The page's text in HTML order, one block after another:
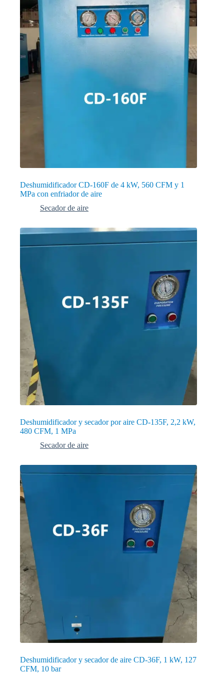
Deshumidificador CD-160F de 4 kW, 560 CFM y 1
MPa con enfriador de aire
Secador de aire
Deshumidificador y secador por aire CD-135F, 2,2 kW,
480 CFM, 1 MPa
Secador de aire
Deshumidificador y secador de aire CD-36F, 1 kW, 127
CFM, 10 bar